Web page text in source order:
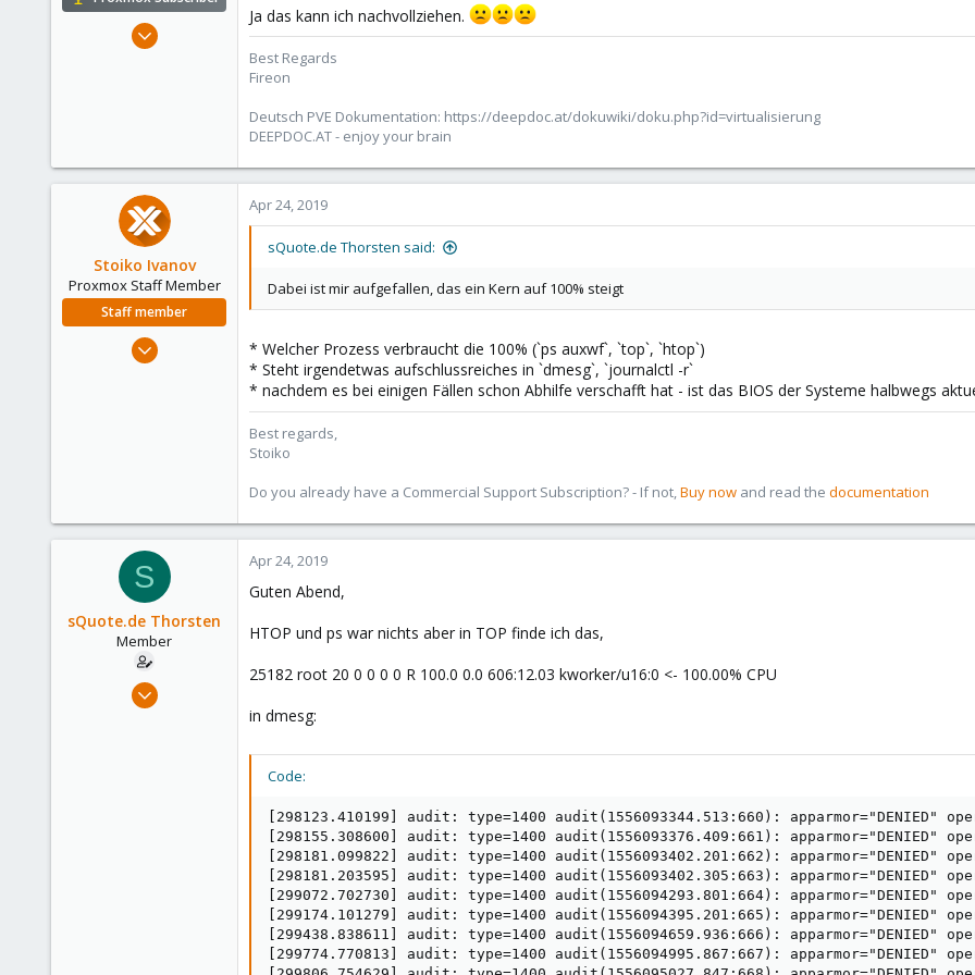
Oct 25, 2010
deepdoc.at
Ja das kann ich nachvollziehen.
Best Regards
Fireon
Deutsch PVE Dokumentation: https://deepdoc.at/dokuwiki/doku.php?id=virtualisierung
DEEPDOC.AT - enjoy your brain
Stoiko Ivanov
Proxmox Staff Member
Staff member
May 2, 2018
Apr 24, 2019
sQuote.de Thorsten said:
Dabei ist mir aufgefallen, das ein Kern auf 100% steigt
* Welcher Prozess verbraucht die 100% (`ps auxwf`, `top`, `htop`)
* Steht irgendetwas aufschlussreiches in `dmesg`, `journalctl -r`
* nachdem es bei einigen Fällen schon Abhilfe verschafft hat - ist das BIOS der Systeme halbwegs
Best regards,
Stoiko
Do you already have a Commercial Support Subscription? - If not,Buy now and read the documentation
S
sQuote.de Thorsten
Member
Dec 3, 2018
Apr 24, 2019
Guten Abend,
HTOP und ps war nichts aber in TOP finde ich das,
25182 root 20 0 0 0 0 R 100.0 0.0 606:12.03 kworker/u16:0 <- 100.00% CPU
in dmesg:
Code:
[298123.410199] audit: type=1400 audit(1556093344.513:660): apparmor="DENIED" operation="mount" info="failed flags match" error=-13 profile="lxc-101_</var/lib/lxc>" name="/" pid=31322 comm="(ionclean)" flags="rw, rslave"
[298155.308600] audit: type=1400 audit(1556093376.409:661): apparmor="DENIED" operation="mount" info="failed flags match" error=-13 profile="lxc-104_</var/lib/lxc>" name="/" pid=32671 comm="(ionclean)" flags="rw, rslave"
[298181.099822] audit: type=1400 audit(1556093402.201:662): apparmor="DENIED" operation="mount" info="failed flags match" error=-13 profile="lxc-105_</var/lib/lxc>" name="/" pid=1701 comm="(pachectl)" flags="rw, rslave"
[298181.203595] audit: type=1400 audit(1556093402.305:663): apparmor="DENIED" operation="mount" info="failed flags match" error=-13 profile="lxc-105_</var/lib/lxc>" name="/" pid=2034 comm="(pachectl)" flags="rw, rslave"
[299072.702730] audit: type=1400 audit(1556094293.801:664): apparmor="DENIED" operation="mount" info="failed flags match" error=-13 profile="lxc-105_</var/lib/lxc>" name="/" pid=12549 comm="(pachectl)" flags="rw, rslave"
[299174.101279] audit: type=1400 audit(1556094395.201:665): apparmor="DENIED" operation="mount" info="failed flags match" error=-13 profile="lxc-105_</var/lib/lxc>" name="/" pid=17276 comm="(pachectl)" flags="rw, rslave"
[299438.838611] audit: type=1400 audit(1556094659.936:666): apparmor="DENIED" operation="mount" info="failed flags match" error=-13 profile="lxc-105_</var/lib/lxc>" name="/" pid=28581 comm="(pachectl)" flags="rw, rslave"
[299774.770813] audit: type=1400 audit(1556094995.867:667): apparmor="DENIED" operation="mount" info="failed flags match" error=-13 profile="lxc-105_</var/lib/lxc>" name="/" pid=11640 comm="(pachectl)" flags="rw, rslave"
[299806.754629] audit: type=1400 audit(1556095027.847:668): apparmor="DENIED" operation="mount" info="failed flags match" error=-13 profile="lxc-105_</var/lib/lxc>" name="/" pid=12948 comm="(pachectl)" flags="rw, rslave"
[299830.701699] audit: type=1400 audit(1556095051.795:669): apparmor="DENIED" operation="mount" info="failed flags match" error=-13 profile="lxc-105_</var/lib/lxc>" name="/" pid=14127 comm="(pachectl)" flags="rw, rslave"
[299919.317133] audit: type=1400 audit(1556095140.410:670): apparmor="DENIED" operation="mount" info="failed flags match" error=-13 profile="lxc-999999_</var/lib/lxc>" name="/bin/" pid=17935 comm="(ionclean)" flags="ro, remount, noatime, bind"
[299920.664420] audit: type=1400 audit(1556095141.758:671): apparmor="DENIED" operation="mount" info="failed flags match" error=-13 profile="lxc-101_</var/lib/lxc>" name="/" pid=18213 comm="(ionclean)" flags="rw, rslave"
[299955.315341] audit: type=1400 audit(1556095176.410:672): apparmor="DENIED" operation="mount" info="failed flags match" error=-13 profile="lxc-104_</var/lib/lxc>" name="/" pid=19691 comm="(ionclean)" flags="rw, rslave"
[300107.770526] audit: type=1400 audit(1556095328.866:673): apparmor="DENIED" operation="mount" info="failed flags match" error=-13 profile="lxc-105_</var/lib/lxc>" name="/" pid=26891 comm="(pachectl)" flags="rw, rslave"
[300199.185510] audit: type=1400 audit(1556095420.281:674): apparmor="DENIED" operation="mount" info="failed flags match" error=-13 profile="lxc-105_</var/lib/lxc>" name="/" pid=30953 comm="(pachectl)" flags="rw, rslave"
[301719.337382] audit: type=1400 audit(1556096940.423:675): apparmor="DENIED" operation="mount" info="failed flags match" error=-13 profile="lxc-999999_</var/lib/lxc>" name="/bin/" pid=6858 comm="(ionclean)" flags="ro, remount,